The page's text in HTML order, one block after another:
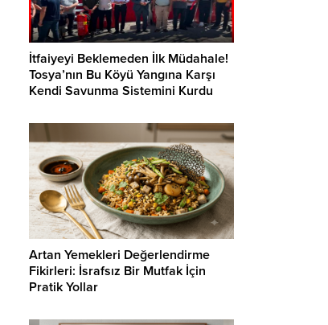
İtfaiyeyi Beklemeden İlk Müdahale!
Tosya’nın Bu Köyü Yangına Karşı
Kendi Savunma Sistemini Kurdu
Artan Yemekleri Değerlendirme
Fikirleri: İsrafsız Bir Mutfak İçin
Pratik Yollar